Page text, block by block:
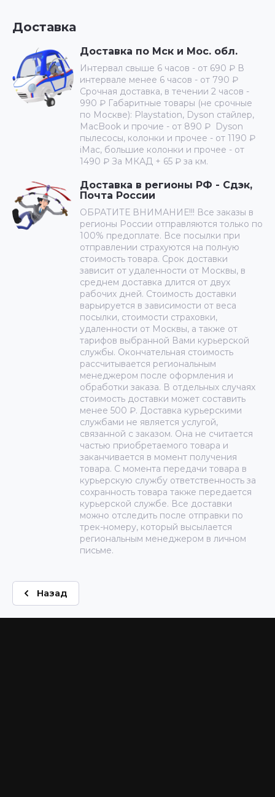
Доставка
Доставка по Мск и Мос. обл.
Интервал свыше 6 часов - от 690 ₽ В
интервале менее 6 часов - от 790 ₽
Срочная доставка, в течении 2 часов -
990 ₽ Габаритные товары (не срочные
по Москве): Playstation, Dyson стайлер,
MacBook и прочие - от 890 ₽ Dyson
пылесосы, колонки и прочее - от 1190 ₽
iMac, большие колонки и прочее - от
1490 ₽ За МКАД + 65 ₽ за км.
Доставка в регионы РФ - Сдэк,
Почта России
ОБРАТИТЕ ВНИМАНИЕ!!! Все заказы в
регионы России отправляются только по
100% предоплате. Все посылки при
отправлении страхуются на полную
стоимость товара. Срок доставки
зависит от удаленности от Москвы, в
среднем доставка длится от двух
рабочих дней. Стоимость доставки
варьируется в зависимости от веса
посылки, стоимости страховки,
удаленности от Москвы, а также от
тарифов выбранной Вами курьерской
службы. Окончательная стоимость
рассчитывается региональным
менеджером после оформления и
обработки заказа. В отдельных случаях
стоимость доставки может составить
менее 500 ₽. Доставка курьерскими
службами не является услугой,
связанной с заказом. Она не считается
частью приобретаемого товара и
заканчивается в момент получения
товара. С момента передачи товара в
курьерскую службу ответственность за
сохранность товара также передается
курьерской службе. Все доставки
можно отследить после отправки по
трек-номеру, который высылается
региональным менеджером в личном
письме.
Назад